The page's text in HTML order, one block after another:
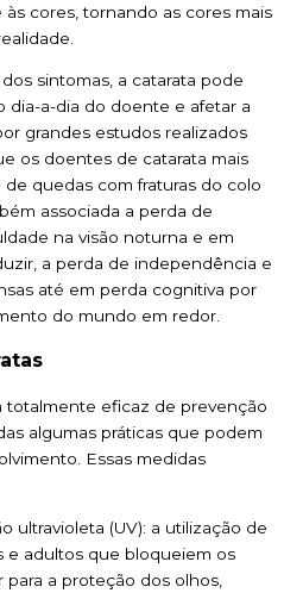
cores, tornando as cores mais
sintomas, a catarata pode
dia-a-dia do doente e afetar a
grandes estudos realizados
os doentes de catarata mais
quedas com fraturas do colo
associada a perda de
na visão noturna e em
a perda de independência e
até em perda cognitiva por
do mundo em redor.
totalmente eficaz de prevenção
algumas práticas que podem
Essas medidas
ultravioleta (UV): a utilização de
e adultos que bloqueiem os
a proteção dos olhos,